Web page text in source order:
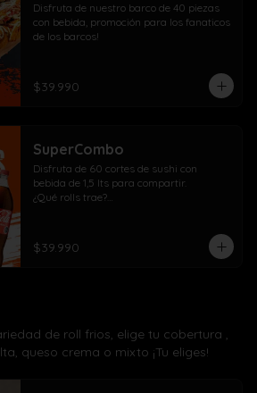
Disfruta de nuestro barco de 40 piezas
con bebida, promoción para los fanaticos
de los barcos!
$39.990
SuperCombo
Disfruta de 60 cortes de sushi con
bebida de 1,5 lts para compartir.
¿Qué rolls trae?
10 Kanikama, cebollín, queso crema
envuelto en panko
envuelto en queso
10 Camarón, cebollín, queso crema
$39.990
de roll frios, elige tu cobertura ,
queso crema o mixto ¡Tu eliges!